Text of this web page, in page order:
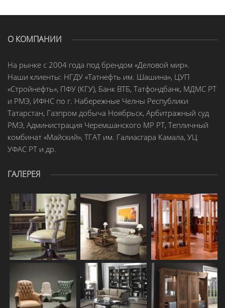
О КОМПАНИИ
На рынке с 2004 года под брендом «Деловой мир».
Наши клиенты: НГДУ «Татнефть им. Шашина», ЦУП
«Стройнефть», ПФУ (КГУ), Банк ВТБ, Татфондбанк, МДМС РТ
и РМЭ, ИФНС по г. Набережные Челны Республики
Татарстан, Газпром добыча Ноябрьск, Арбитражный суд
РМЭ, Администрация Черемшанского МР РТ, Тепличный
комбинат «Майский», ТГАТ им. Галиасгара Камала, УЦ
УФАС РТ и др.
ГАЛЕРЕЯ